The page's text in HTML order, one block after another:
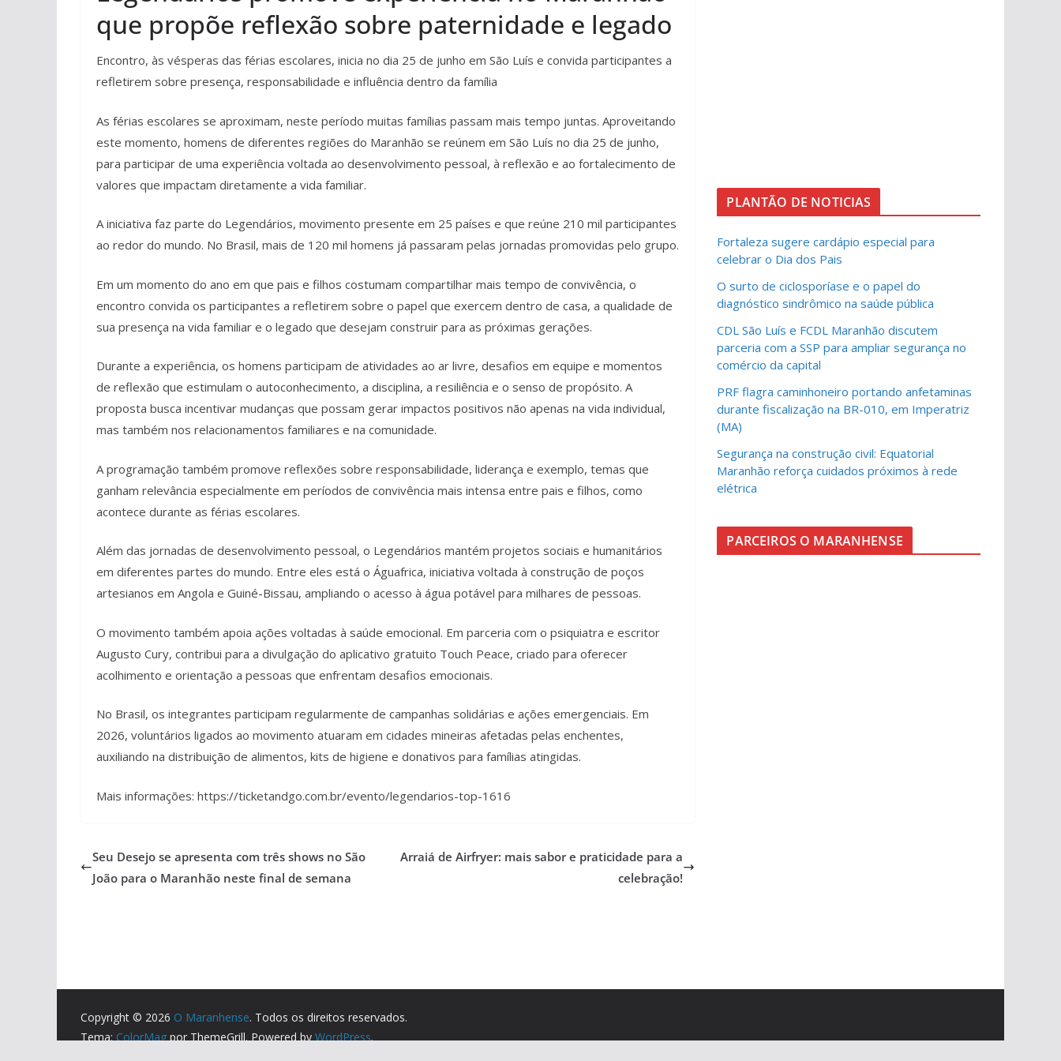
que propõe reflexão sobre paternidade e legado
Encontro, às vésperas das férias escolares, inicia no dia 25 de junho em São Luís e convida participantes a
refletirem sobre presença, responsabilidade e influência dentro da família
As férias escolares se aproximam, neste período muitas famílias passam mais tempo juntas. Aproveitando
este momento, homens de diferentes regiões do Maranhão se reúnem em São Luís no dia 25 de junho,
para participar de uma experiência voltada ao desenvolvimento pessoal, à reflexão e ao fortalecimento de
valores que impactam diretamente a vida familiar.
A iniciativa faz parte do Legendários, movimento presente em 25 países e que reúne 210 mil participantes
ao redor do mundo. No Brasil, mais de 120 mil homens já passaram pelas jornadas promovidas pelo grupo.
Em um momento do ano em que pais e filhos costumam compartilhar mais tempo de convivência, o
encontro convida os participantes a refletirem sobre o papel que exercem dentro de casa, a qualidade de
sua presença na vida familiar e o legado que desejam construir para as próximas gerações.
Durante a experiência, os homens participam de atividades ao ar livre, desafios em equipe e momentos
de reflexão que estimulam o autoconhecimento, a disciplina, a resiliência e o senso de propósito. A
proposta busca incentivar mudanças que possam gerar impactos positivos não apenas na vida individual,
mas também nos relacionamentos familiares e na comunidade.
A programação também promove reflexões sobre responsabilidade, liderança e exemplo, temas que
ganham relevância especialmente em períodos de convivência mais intensa entre pais e filhos, como
acontece durante as férias escolares.
Além das jornadas de desenvolvimento pessoal, o Legendários mantém projetos sociais e humanitários
em diferentes partes do mundo. Entre eles está o Águafrica, iniciativa voltada à construção de poços
artesianos em Angola e Guiné-Bissau, ampliando o acesso à água potável para milhares de pessoas.
O movimento também apoia ações voltadas à saúde emocional. Em parceria com o psiquiatra e escritor
Augusto Cury, contribui para a divulgação do aplicativo gratuito Touch Peace, criado para oferecer
acolhimento e orientação a pessoas que enfrentam desafios emocionais.
No Brasil, os integrantes participam regularmente de campanhas solidárias e ações emergenciais. Em
2026, voluntários ligados ao movimento atuaram em cidades mineiras afetadas pelas enchentes,
auxiliando na distribuição de alimentos, kits de higiene e donativos para famílias atingidas.
Mais informações: https://ticketandgo.com.br/evento/legendarios-top-1616
Seu Desejo se apresenta com três shows no São
João para o Maranhão neste final de semana
Arraiá de Airfryer: mais sabor e praticidade para a
celebração!
PLANTÃO DE NOTICIAS
Fortaleza sugere cardápio especial para
celebrar o Dia dos Pais
O surto de ciclosporíase e o papel do
diagnóstico sindrômico na saúde pública
CDL São Luís e FCDL Maranhão discutem
parceria com a SSP para ampliar segurança no
comércio da capital
PRF flagra caminhoneiro portando anfetaminas
durante fiscalização na BR-010, em Imperatriz
(MA)
Segurança na construção civil: Equatorial
Maranhão reforça cuidados próximos à rede
elétrica
PARCEIROS O MARANHENSE
Copyright © 2026 O Maranhense. Todos os direitos reservados.
Tema: ColorMag por ThemeGrill. Powered by WordPress.